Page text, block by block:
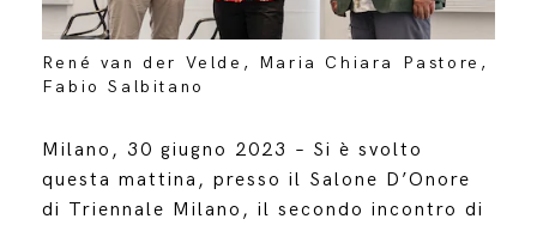
René van der Velde, Maria Chiara Pastore,
Fabio Salbitano
Milano, 30 giugno 2023 – Si è svolto
questa mattina, presso il Salone D’Onore
di Triennale Milano, il secondo incontro di